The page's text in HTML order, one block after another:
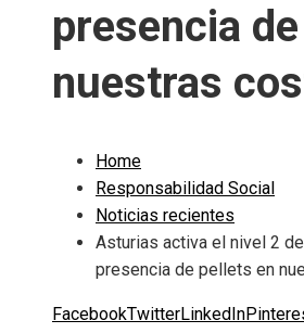
presencia
nuestras
Home
Responsabilidad Social
Noticias recientes
Asturias activa el nivel 2
presencia de pellets en
FacebookTwitterLinkedIn